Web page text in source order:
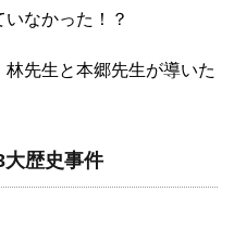
なかった！？
先生と本郷先生が導いた
歴史事件